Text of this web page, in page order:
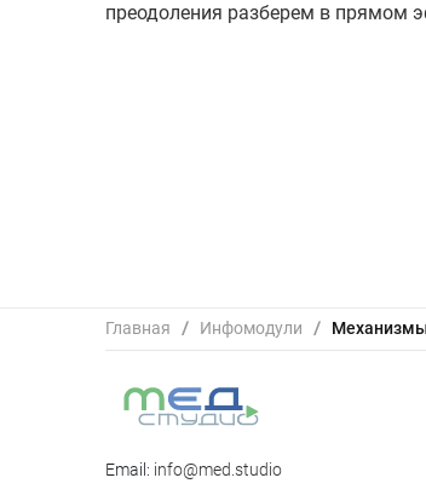
преодоления разберем в прямом
Главная / Инфомодули /
Email: info@med.studio